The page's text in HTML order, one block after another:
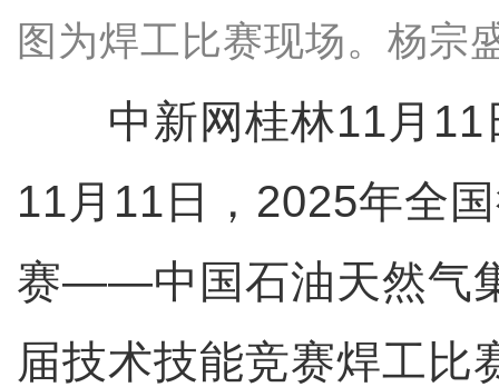
图为焊工比赛现场。杨宗
中新网桂林11月11
11月11日，2025年全
赛——中国石油天然气
届技术技能竞赛焊工比